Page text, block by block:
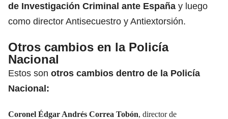
de Investigación Criminal ante España y luego
como director Antisecuestro y Antiextorsión.
Otros cambios en la Policía
Nacional
Estos son otros cambios dentro de la Policía
Nacional:
Coronel Édgar Andrés Correa Tobón, director de